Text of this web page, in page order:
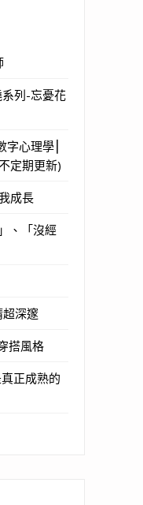
列-忘憂花
字心理學⎮
定期更新)
成長
、「沒經
深邃
搭風格
正成熟的